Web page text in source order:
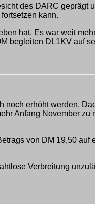
des DARC geprägt
kann.
hat. Es war weit
begleiten DL1KV auf
noch erhöht werden.
Anfang November zu
von DM 19,50 auf
Verbreitung